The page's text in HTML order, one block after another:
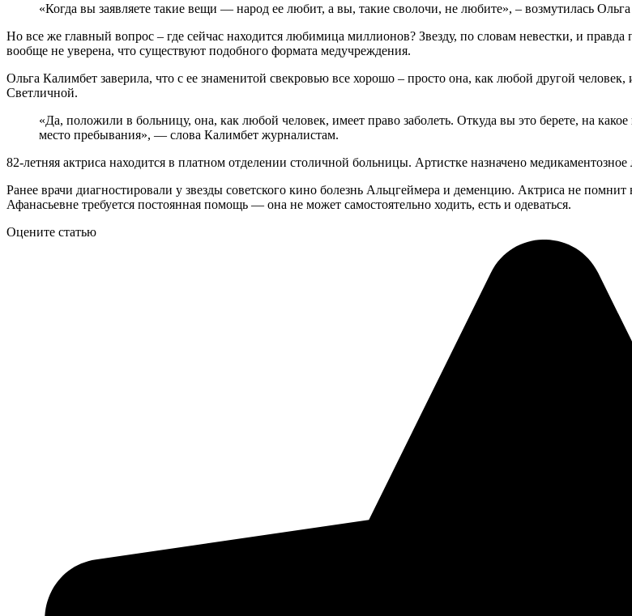
«Когда вы заявляете такие вещи — народ ее любит, а вы, такие сволочи, не любите», – возмутилась
Но все же главный вопрос – где сейчас находится любимица миллионов? Звезду, по словам невестки, и
вообще не уверена, что существуют подобного формата медучреждения.
Ольга Калимбет заверила, что с ее знаменитой свекровью все хорошо – просто она, как любой другой
Светличной.
«Да, положили в больницу, она, как любой человек, имеет право заболеть. Откуда вы это берете, на
место пребывания», — слова Калимбет журналистам.
82-летняя актриса находится в платном отделении столичной больницы. Артистке назначено
Ранее врачи диагностировали у звезды советского кино болезнь Альцгеймера и деменцию. Актриса не
Афанасьевне требуется постоянная помощь — она не может самостоятельно ходить, есть и одеваться.
Оцените статью